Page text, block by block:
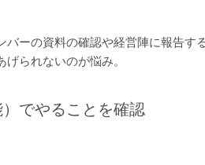
バーの資料の確認や経営陣に報告す
られないのが悩み。
でやることを確認